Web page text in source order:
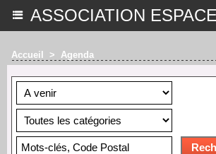
ASSOCIATION
Accueil > Agenda